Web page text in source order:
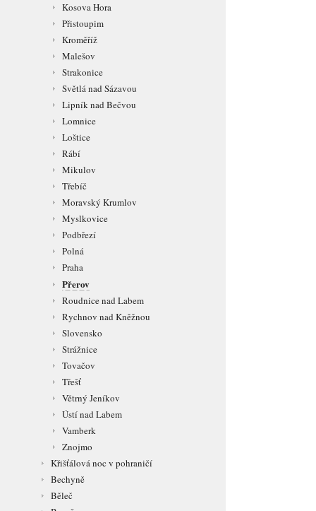
Kosova Hora
Přistoupim
Kroměříž
Malešov
Strakonice
Světlá nad Sázavou
Lipník nad Bečvou
Lomnice
Loštice
Rábí
Mikulov
Třebíč
Moravský Krumlov
Myslkovice
Podbřezí
Polná
Praha
Přerov
Roudnice nad Labem
Rychnov nad Kněžnou
Slovensko
Strážnice
Tovačov
Třešť
Větrný Jeníkov
Ústí nad Labem
Vamberk
Znojmo
Křišťálová noc v pohraničí
Bechyně
Běleč